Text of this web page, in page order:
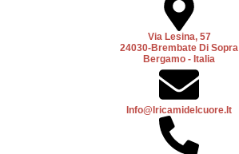
Via Lesina, 57
24030-Brembate Di Sopra
Bergamo - Italia
Info@iricamidelcuore.it